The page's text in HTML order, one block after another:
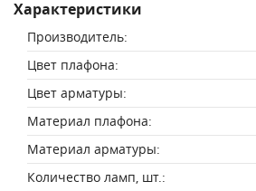
Характеристики
Производитель:
Цвет плафона:
Цвет арматуры:
Материал плафона:
Материал арматуры:
Количество ламп, шт.: